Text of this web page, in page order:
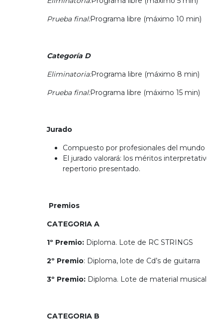
Prueba final:Programa libre (máximo 10 min)
Categoría D
Eliminatoria:Programa libre (máximo 8 min)
Prueba final:Programa libre (máximo 15 min)
Jurado
Compuesto por profesionales del mundo
El jurado valorará: los méritos
repertorio presentado.
Premios
CATEGORIA A
1º Premio: Diploma. Lote de RC STRINGS
2º Premio: Diploma, lote de Cd’s de guitarra
3º Premio: Diploma. Lote de material
CATEGORIA B